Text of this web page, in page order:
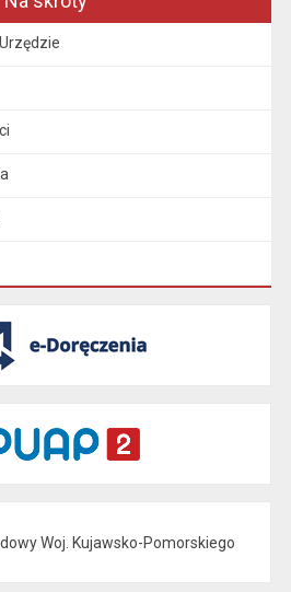
Woj. Kujawsko-Pomorskiego